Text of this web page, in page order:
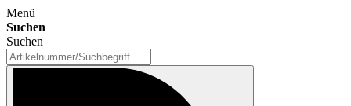
Menü
Suchen
Suchen